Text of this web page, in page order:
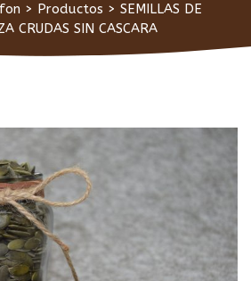
> Productos > SEMILLAS DE
CRUDAS SIN CASCARA